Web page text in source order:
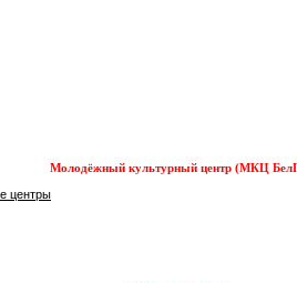
Молодёжный культурный центр (МКЦ
центры